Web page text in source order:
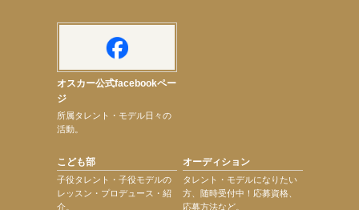
オスカー公式facebookペー
ジ
所属タレント・モデル日々の
活動。
こども部
子役タレント・子役モデルの
レッスン・プロデュース・紹
介。
オーディション
タレント・モデルになりたい
方、随時受付中！応募資格、
応募方法など。